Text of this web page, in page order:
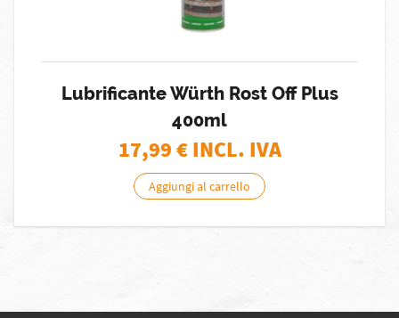
Lubrificante Würth Rost Off Plus
400ml
17,99€ INCL. IVA
Aggiungi al carrello